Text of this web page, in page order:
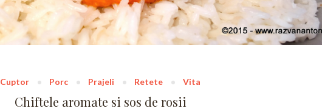
Cuptor Porc Prajeli Retete Vita
Chiftele aromate si sos de rosii